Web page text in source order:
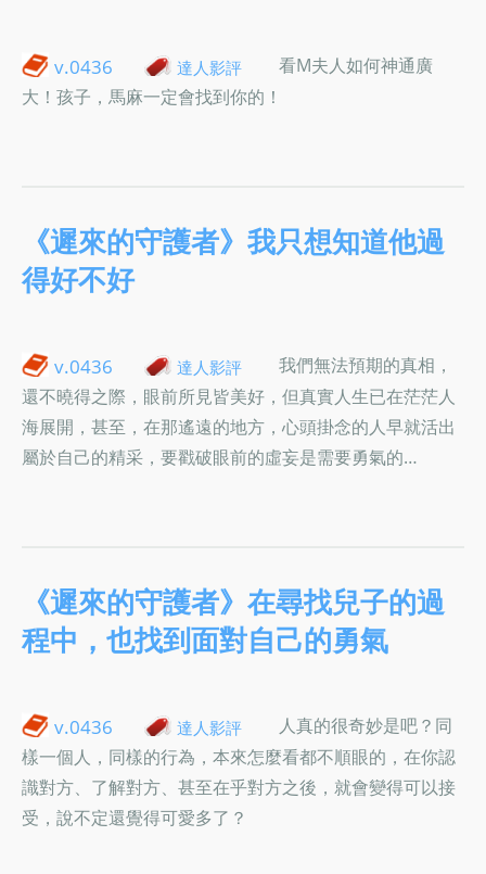
v.0436 達人影評
看M夫人如何神通廣
大！孩子，馬麻一定會找到你的！
《遲來的守護者》我只想知道他過
得好不好
v.0436 達人影評
我們無法預期的真相，
還不曉得之際，眼前所見皆美好，但真實人生已在茫茫人
海展開，甚至，在那遙遠的地方，心頭掛念的人早就活出
屬於自己的精采，要戳破眼前的虛妄是需要勇氣的…
《遲來的守護者》在尋找兒子的過
程中，也找到面對自己的勇氣
v.0436 達人影評
人真的很奇妙是吧？同
樣一個人，同樣的行為，本來怎麼看都不順眼的，在你認
識對方、了解對方、甚至在乎對方之後，就會變得可以接
受，說不定還覺得可愛多了？